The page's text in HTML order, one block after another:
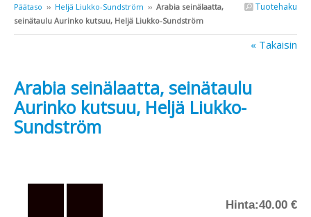
Tuotehaku
Päätaso ›› Heljä Liukko-Sundström ›› Arabia seinälaatta,
seinätaulu Aurinko kutsuu, Heljä Liukko-Sundström
« Takaisin
Arabia seinälaatta, seinätaulu
Aurinko kutsuu, Heljä Liukko-
Sundström
Hinta:40.00 €